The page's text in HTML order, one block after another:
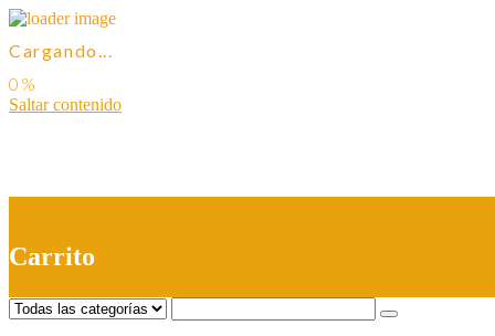
Cargando...
Saltar contenido
Carrito